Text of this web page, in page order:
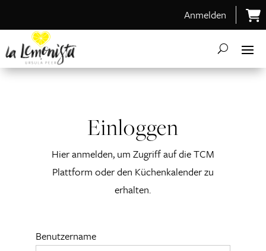
Anmelden
Einloggen
Hier anmelden, um Zugriff auf die TCM
Plattform oder den Küchenkalender zu
erhalten.
Benutzername